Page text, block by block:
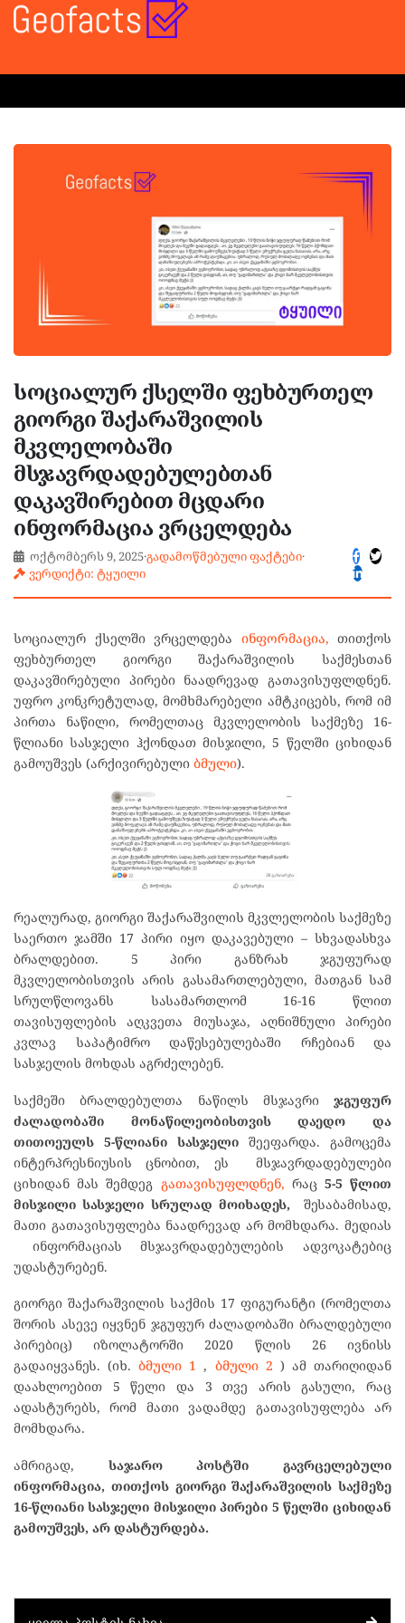
სოციალურ ქსელში ფეხბურთელ
გიორგი შაქარაშვილის
მკვლელობაში
მსჯავრდადებულებთან
დაკავშირებით მცდარი
ინფორმაცია ვრცელდება
ოქტომბერს 9, 2025·გადამოწმებული ფაქტები·
ვერდიქტი: ტყუილი
სოციალურ ქსელში ვრცელდება ინფორმაცია, თითქოს
ფეხბურთელ გიორგი შაქარაშვილის საქმესთან
დაკავშირებული პირები ნაადრევად გათავისუფლდნენ.
უფრო კონკრეტულად, მომხმარებელი ამტკიცებს, რომ იმ
პირთა ნაწილი, რომელთაც მკვლელობის საქმეზე 16-
წლიანი სასჯელი ჰქონდათ მისჯილი, 5 წელში ციხიდან
გამოუშვეს (არქივირებული ბმული).
რეალურად, გიორგი შაქარაშვილის მკვლელობის საქმეზე
საერთო ჯამში 17 პირი იყო დაკავებული – სხვადასხვა
ბრალდებით. 5 პირი განზრახ ჯგუფურად
მკვლელობისთვის არის გასამართლებული, მათგან სამ
სრულწლოვანს სასამართლომ 16-16 წლით
თავისუფლების აღკვეთა მიუსაჯა, აღნიშნული პირები
კვლავ საპატიმრო დაწესებულებაში რჩებიან და
სასჯელის მოხდას აგრძელებენ.
საქმეში ბრალდებულთა ნაწილს მსჯავრი ჯგუფურ
ძალადობაში
მონაწილეობისთვის
დაედო და
თითოეულს 5-წლიანი სასჯელი შეეფარდა. გამოცემა
ინტერპრესნიუსის ცნობით, ეს მსჯავრდადებულები
ციხიდან მას შემდეგ გათავისუფლდნენ, რაც 5-5წლით
მისჯილი სასჯელი სრულად მოიხადეს, შესაბამისად,
მათი გათავისუფლება ნაადრევად არ მომხდარა. მედიას
ინფორმაციას მსჯავრდადებულების ადვოკატებიც
უდასტურებენ.
გიორგი შაქარაშვილის საქმის 17 ფიგურანტი (რომელთა
შორის ასევე იყვნენ ჯგუფურ ძალადობაში ბრალდებული
პირებიც) იზოლატორში 2020 წლის 26 ივნისს
გადაიყვანეს. (იხ.ბმული 1 , ბმული 2 ) ამ თარიღიდან
დაახლოებით 5 წელი და 3 თვე არის გასული, რაც
ადასტურებს, რომ მათი ვადამდე გათავისუფლება არ
მომხდარა.
ამრიგად, საჯარო პოსტში
გავრცელებული
ინფორმაცია, თითქოს გიორგი შაქარაშვილის საქმეზე
16-წლიანი სასჯელი მისჯილი პირები 5წელში ციხიდან
გამოუშვეს, არ დასტურდება.